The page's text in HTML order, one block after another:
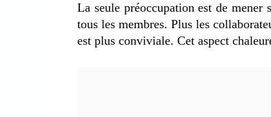
La seule préoccupation est de mener
tous les membres. Plus les
est plus conviviale. Cet aspect